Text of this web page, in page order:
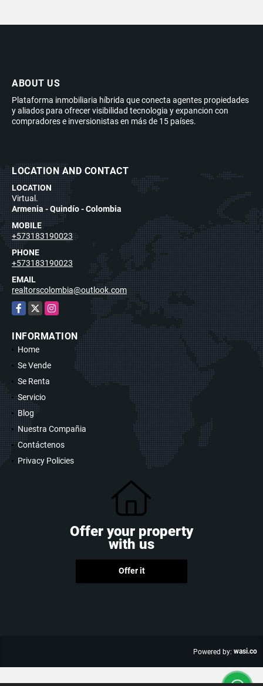
ABOUT US
Plataforma inmobiliaria híbrida que conecta agentes propiedades
y aliados para ofrecer visibilidad tecnologia y expancion con
compradores e inversionistas en más de 15 países.
LOCATION AND CONTACT
LOCATION
Virtual.
Armenia - Quindío - Colombia
MOBILE
+573183190023
PHONE
+573183190023
EMAIL
realtorscolombia@outlook.com
Facebook
X Instagram
INFORMATION
Home
Se Vende
Se Renta
Servicio
Blog
Nuestra Compañia
Contáctenos
Privacy Policies
Offer your property
with us
Offer it
Powered by: wasi.co